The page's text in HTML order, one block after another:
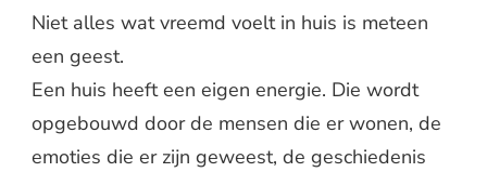
Niet alles wat vreemd voelt in huis is meteen
een geest.
Een huis heeft een eigen energie. Die wordt
opgebouwd door de mensen die er wonen, de
emoties die er zijn geweest, de geschiedenis